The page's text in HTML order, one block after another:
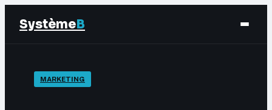
SystèmeB
FinanceMARKETING